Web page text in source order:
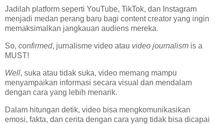
Jadilah platform seperti YouTube, TikTok, dan Instagram
menjadi medan perang baru bagi content creator yang ingin
memaksimalkan jangkauan audiens mereka.
So, confirmed, jurnalisme video atau video journalism is a
MUST!
Well, suka atau tidak suka, video memang mampu
menyampaikan informasi secara visual dan mendalam
dengan cara yang lebih menarik.
Dalam hitungan detik, video bisa mengkomunikasikan
emosi, fakta, dan cerita dengan cara yang tidak bisa dicapai